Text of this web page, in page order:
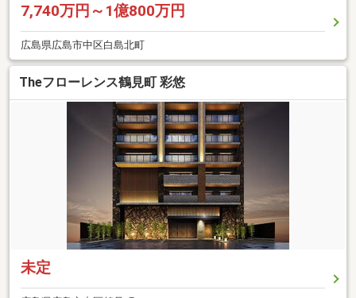
7,740万円～1億800万円
広島県広島市中区白島北町
Theフローレンス鶴見町 彩悠
未定